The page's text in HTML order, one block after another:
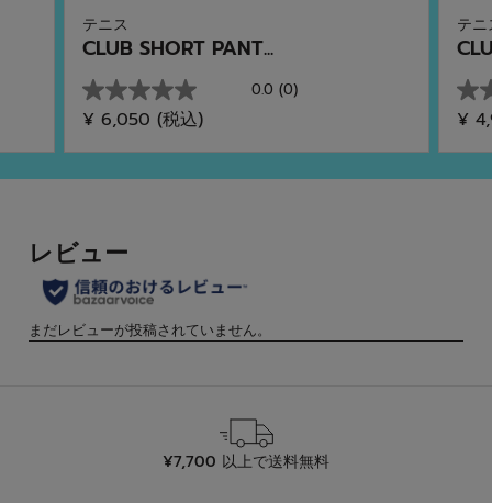
テニス
CLUB SHORT PANT...
0.0 (0)
星
0.0
／
5
す。
¥ 6,050 (税込)
テニ
星
0.0
／
5
¥
¥7,700 以上で送料無料